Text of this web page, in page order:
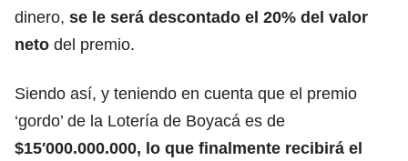
dinero, se le será descontado el 20% del valor
neto del premio.
Siendo así, y teniendo en cuenta que el premio
‘gordo’ de la Lotería de Boyacá es de
$15′000.000.000, lo que finalmente recibirá el